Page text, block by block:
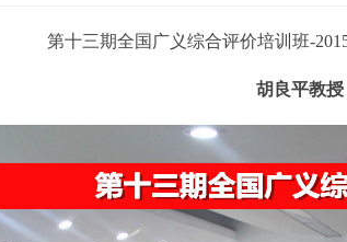
第十三期全国广义综合评价培训班-
胡良平教授